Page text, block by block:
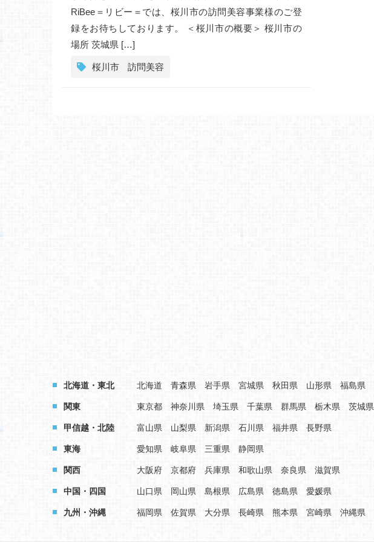
RiBee＝リビー＝では、桜川市の訪問美容事業様のご登
録をお待ちしております。 ＜桜川市の概要＞ 桜川市の
場所 茨城県 […]
桜川市 訪問美容
北海道・東北 北海道 青森県 岩手県 宮城県 秋田県 山形県 福島県
関東 東京都 神奈川県 埼玉県 千葉県 群馬県 栃木県 茨城県
甲信越・北陸 富山県 山梨県 新潟県 石川県 福井県 長野県
東海 愛知県 岐阜県 三重県 静岡県
関西 大阪府 京都府 兵庫県 和歌山県 奈良県 滋賀県
中国・四国 山口県 岡山県 島根県 広島県 徳島県 愛媛県
九州・沖縄 福岡県 佐賀県 大分県 長崎県 熊本県 宮崎県 沖縄県